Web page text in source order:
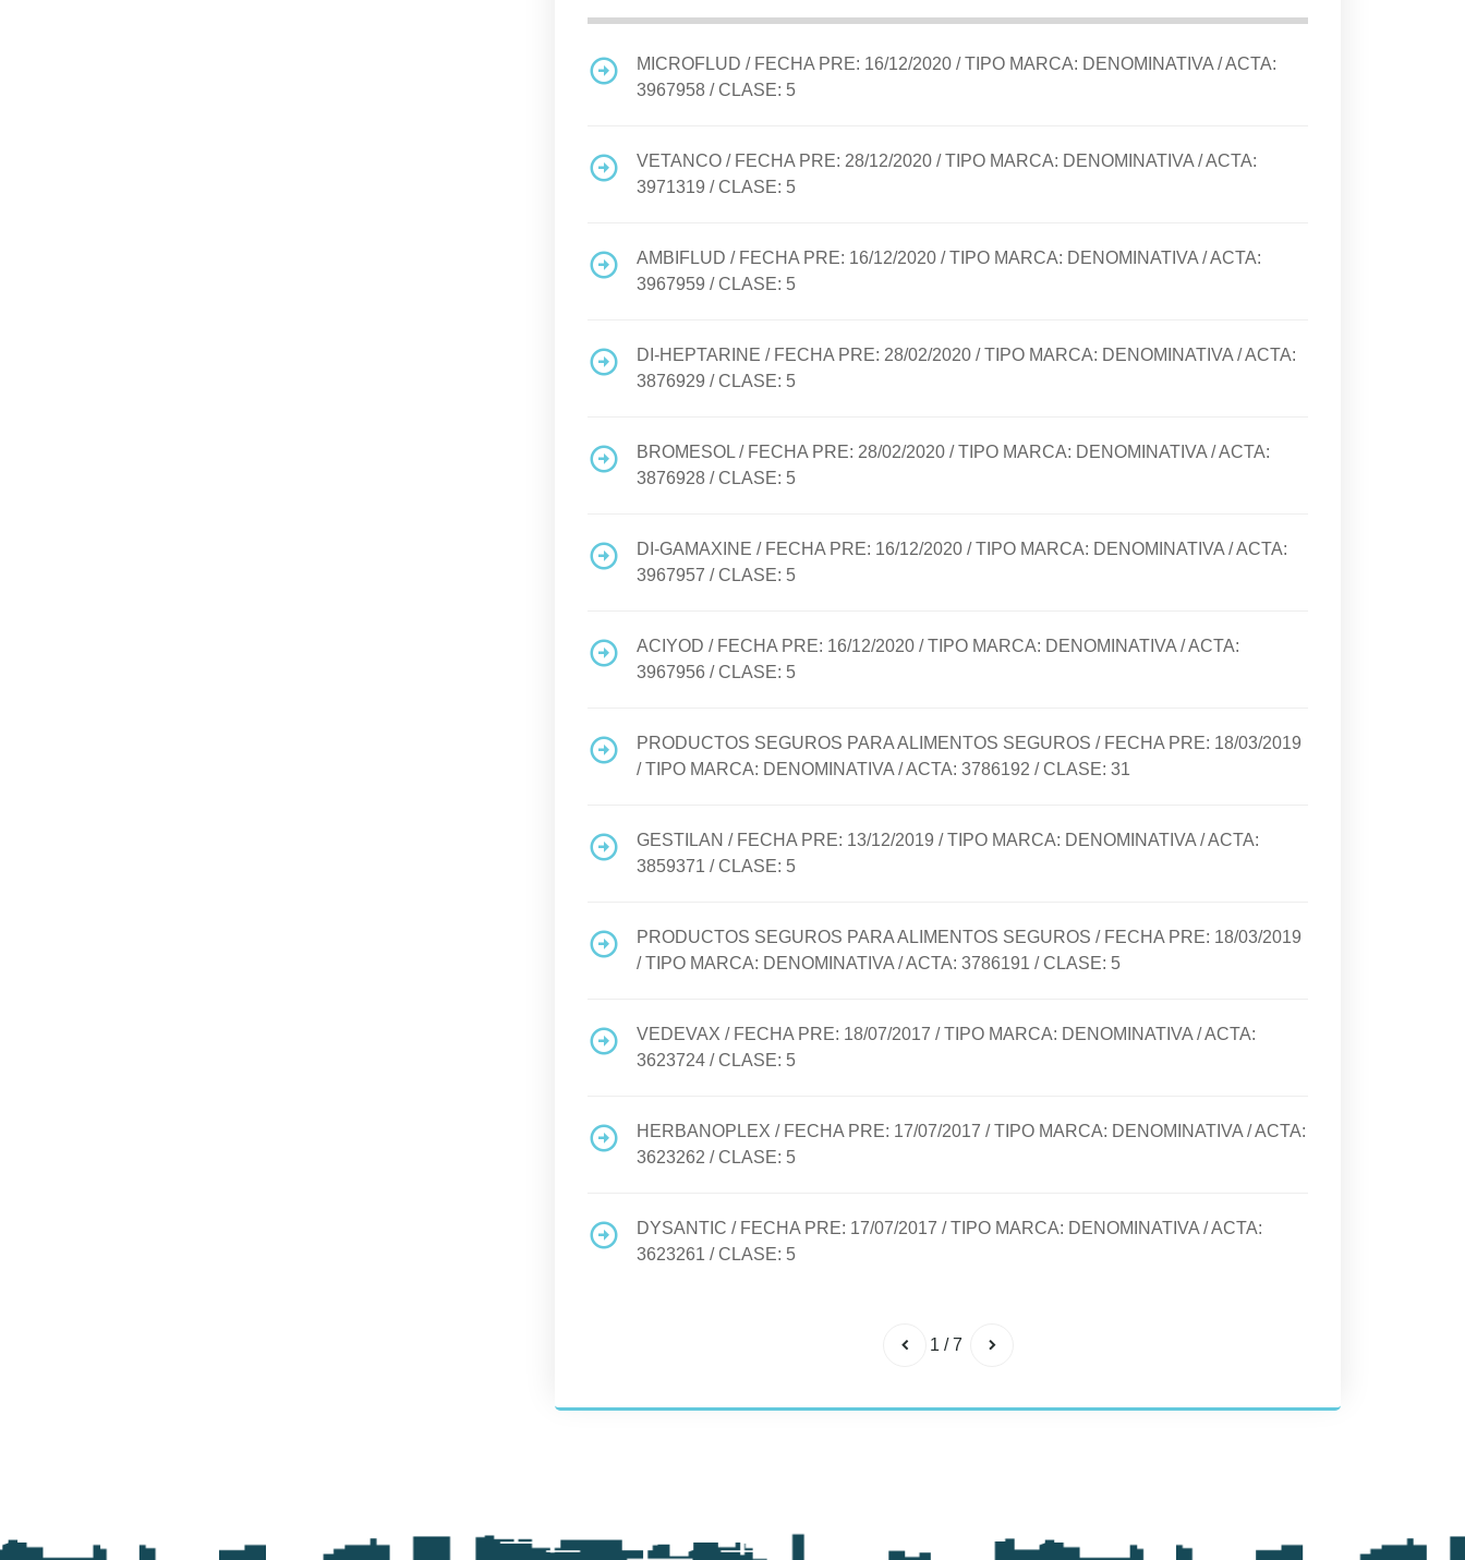
MICROFLUD / FECHA PRE: 16/12/2020 / TIPO MARCA: DENOMINATIVA / ACTA:
3967958 / CLASE: 5
VETANCO / FECHA PRE: 28/12/2020 / TIPO MARCA: DENOMINATIVA / ACTA:
3971319 / CLASE: 5
AMBIFLUD / FECHA PRE: 16/12/2020 / TIPO MARCA: DENOMINATIVA / ACTA:
3967959 / CLASE: 5
DI-HEPTARINE / FECHA PRE: 28/02/2020 / TIPO MARCA: DENOMINATIVA / ACTA:
3876929 / CLASE: 5
BROMESOL / FECHA PRE: 28/02/2020 / TIPO MARCA: DENOMINATIVA / ACTA:
3876928 / CLASE: 5
DI-GAMAXINE / FECHA PRE: 16/12/2020 / TIPO MARCA: DENOMINATIVA / ACTA:
3967957 / CLASE: 5
ACIYOD / FECHA PRE: 16/12/2020 / TIPO MARCA: DENOMINATIVA / ACTA:
3967956 / CLASE: 5
PRODUCTOS SEGUROS PARA ALIMENTOS SEGUROS / FECHA PRE: 18/03/2019
/ TIPO MARCA: DENOMINATIVA / ACTA: 3786192 / CLASE: 31
GESTILAN / FECHA PRE: 13/12/2019 / TIPO MARCA: DENOMINATIVA / ACTA:
3859371 / CLASE: 5
PRODUCTOS SEGUROS PARA ALIMENTOS SEGUROS / FECHA PRE: 18/03/2019
/ TIPO MARCA: DENOMINATIVA / ACTA: 3786191 / CLASE: 5
VEDEVAX / FECHA PRE: 18/07/2017 / TIPO MARCA: DENOMINATIVA / ACTA:
3623724 / CLASE: 5
HERBANOPLEX / FECHA PRE: 17/07/2017 / TIPO MARCA: DENOMINATIVA / ACTA:
3623262 / CLASE: 5
DYSANTIC / FECHA PRE: 17/07/2017 / TIPO MARCA: DENOMINATIVA / ACTA:
3623261 / CLASE: 5
1 /7